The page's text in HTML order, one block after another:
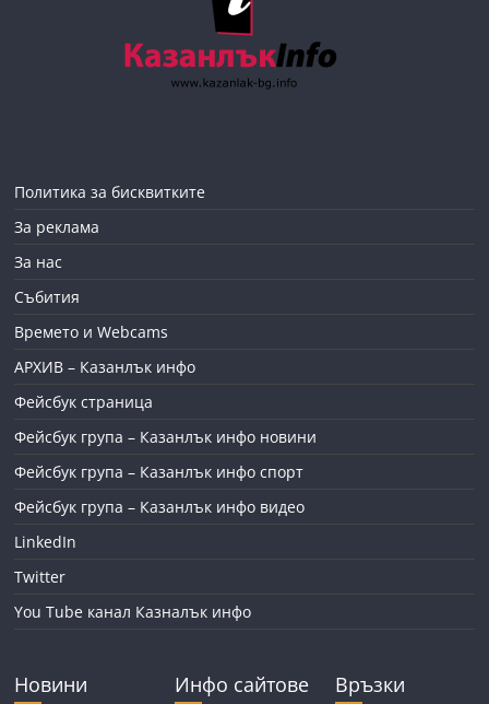
Политика за бисквитките
За реклама
За нас
Събития
Времето и Webcams
АРХИВ – Казанлък инфо
Фейсбук страница
Фейсбук група – Казанлък инфо новини
Фейсбук група – Казанлък инфо спорт
Фейсбук група – Казанлък инфо видео
LinkedIn
Twitter
You Tube канал Казналък инфо
Новини Инфо сайтове Връзки